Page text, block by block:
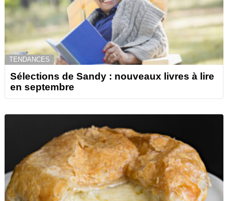
TENDANCES
Sélections de Sandy : nouveaux livres à lire
en septembre